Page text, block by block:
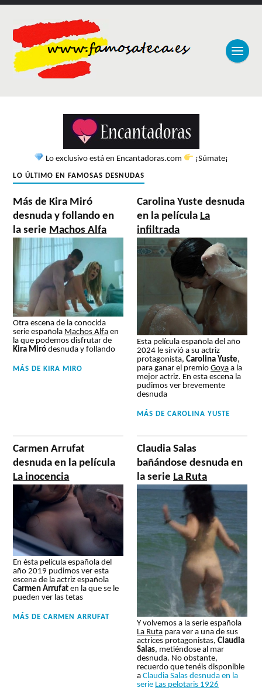
Lo exclusivo está en Encantadoras.com ¡Súmate¡
LO ÚLTIMO EN FAMOSAS DESNUDAS
Más de Kira Miró
desnuda y follando en
la serie Machos Alfa
Otra escena de la conocida
serie española Machos Alfa en
la que podemos disfrutar de
Kira Miró desnuda y follando
MÁS DE KIRA MIRO
Carolina Yuste desnuda
en la película La
infiltrada
Esta película española del año
2024 le sirvió a su actriz
protagonista,Carolina Yuste,
para ganar el premioGoya a la
mejor actriz. En esta escena la
pudimos ver brevemente
desnuda
MÁS DECAROLINA YUSTE
Carmen Arrufat
desnuda en la película
La inocencia
En ésta película española del
año 2019 pudimos ver esta
escena de la actriz española
Carmen Arrufat en la que se le
pueden ver las tetas
MÁS DECARMEN ARRUFAT
Claudia Salas
bañándose desnuda en
la serie La Ruta
Y volvemos a la serie española
La Ruta para ver a una de sus
actrices protagonistas,Claudia
Salas, metiéndose al mar
desnuda. No obstante,
recuerdo que tenéis disponible
aClaudia Salas desnuda en la
serie Las pelotaris 1926